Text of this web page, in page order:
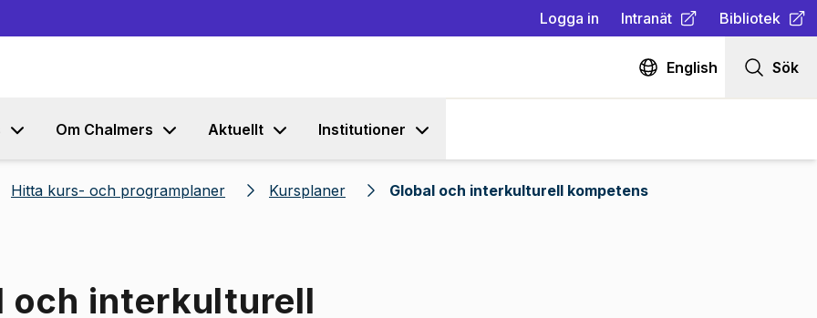
Logga in Intranät
(Öppnas i ny flik)
Bibliotek
(Öppnas i ny
English Sök
Om Chalmers Aktuellt Institutioner
Hitta kurs- och programplaner Kursplaner Global och interkulturell kompetens
och interkulturell